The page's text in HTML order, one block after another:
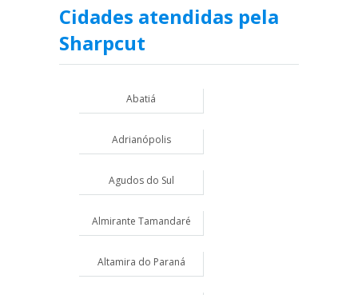
Cidades atendidas pela
Sharpcut
Abatiá
Adrianópolis
Agudos do Sul
Almirante Tamandaré
Altamira do Paraná